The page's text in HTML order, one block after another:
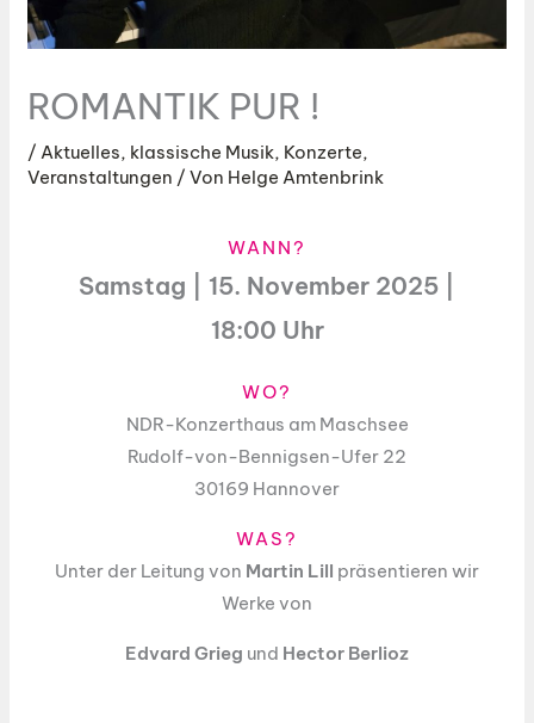
ROMANTIK PUR !
/ Aktuelles, klassische Musik, Konzerte,
Veranstaltungen / Von Helge Amtenbrink
WANN?
Samstag | 15. November 2025 |
18:00 Uhr
WO?
NDR-Konzerthaus am Maschsee
Rudolf-von-Bennigsen-Ufer 22
30169 Hannover
WAS?
Unter der Leitung von Martin Lill präsentieren wir
Werke von
Edvard Grieg und Hector Berlioz